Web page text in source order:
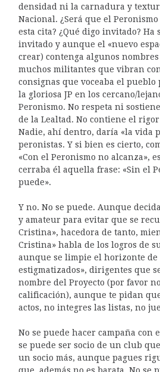
densidad ni la carnadura y
Nacional. ¿Será que el
esta cita? ¿Qué digo invitado? Ha
invitado y aunque el «nuevo
crear) contenga algunos
muchos militantes que vibran
consignas que voceaba el pueblo
la gloriosa JP en los cercano/
Peronismo. No respeta ni
de la Lealtad. No contiene el
Nadie, ahí dentro, daría «la vida
peronistas. Y si bien es cierto,
«Con el Peronismo no alcanza»,
cerraba él aquella frase: «Sin el
puede».
Y no. No se puede. Aunque
y amateur para evitar que se
Cristina», hacedora de tanto,
Cristina» habla de los logros de
aunque se limpie el horizonte de
estigmatizados», dirigentes que
nombre del Proyecto (por favor
calificación), aunque te pidan
actos, no integres las listas, no
No se puede hacer campaña con
se puede ser socio de un club
un socio más, aunque pagues
que, además no es barata. No se